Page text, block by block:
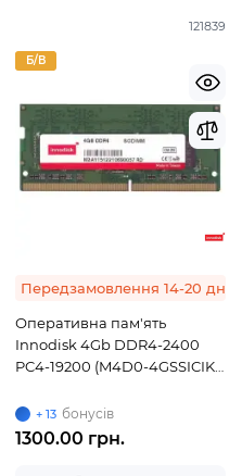
121839
Б/В
Передзамовлення 14-20 днів
Оперативна пам'ять
Innodisk 4Gb DDR4-2400
PC4-19200 (M4D0-4GSSICIK)
+ 13 бонусів
1300.00 грн.